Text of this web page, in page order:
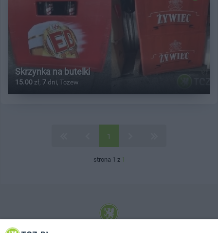
Skrzynka na butelki
15.00 zł, 7 dni, Tczew
1
strona 1 z 1
© 2001-2026 Tczew - TCZ.PL Sp. z o.o. Internetowy Serwis Informacyjny Miasta